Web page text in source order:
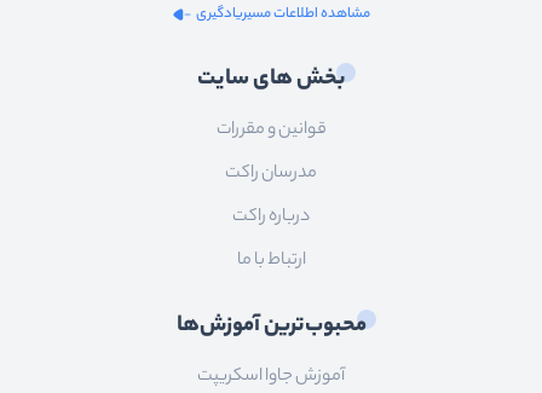
مشاهده اطلاعات مسیریادگیری
بخش های سایت
قوانین و مقررات
مدرسان راکت
درباره راکت
ارتباط با ما
محبوب‌ترین آموزش‌ها
آموزش جاوا اسکریپت